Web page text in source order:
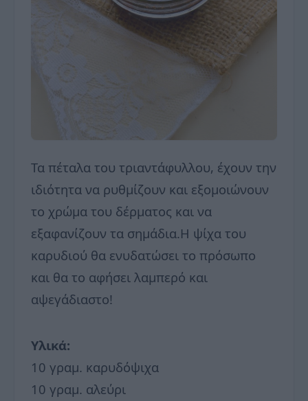
Τα πέταλα του τριαντάφυλλου, έχουν την
ιδιότητα να ρυθμίζουν και εξομοιώνουν
το χρώμα του δέρματος και να
εξαφανίζουν τα σημάδια.Η ψίχα του
καρυδιού θα ενυδατώσει το πρόσωπο
και θα το αφήσει λαμπερό και
αψεγάδιαστο!
Υλικά:
10 γραμ. καρυδόψιχα
10 γραμ. αλεύρι